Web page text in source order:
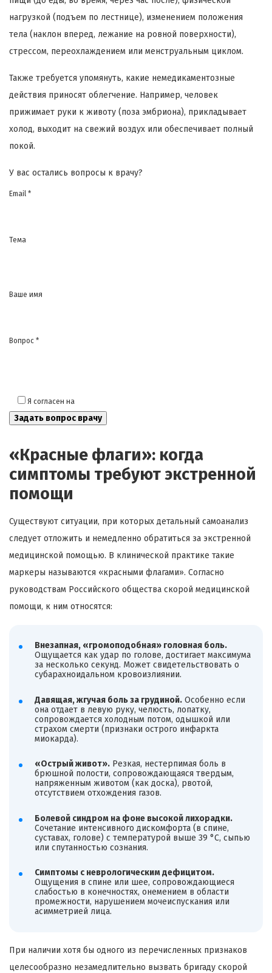
нагрузкой (подъем по лестнице), изменением положения
тела (наклон вперед, лежание на ровной поверхности),
стрессом, переохлаждением или менструальным циклом.
Также требуется упомянуть, какие немедикаментозные
действия приносят облегчение. Например, человек
прижимает руки к животу (поза эмбриона), прикладывает
холод, выходит на свежий воздух или обеспечивает полный
покой.
У вас остались вопросы к врачу?
Email *
Тема
Ваше имя
Вопрос *
Я согласен на
«Красные флаги»: когда
симптомы требуют экстренной
помощи
Существуют ситуации, при которых детальный самоанализ
следует отложить и немедленно обратиться за экстренной
медицинской помощью. В клинической практике такие
маркеры называются «красными флагами». Согласно
руководствам Российского общества скорой медицинской
помощи, к ним относятся:
Внезапная, «громоподобная» головная боль.
Ощущается как удар по голове, достигает максимума
за несколько секунд. Может свидетельствовать о
субарахноидальном кровоизлиянии.
Давящая, жгучая боль за грудиной.Особенно если
она отдает в левую руку, челюсть, лопатку,
сопровождается холодным потом, одышкой или
страхом смерти (признаки острого инфаркта
миокарда).
«Острый живот».Резкая, нестерпимая боль в
брюшной полости, сопровождающаяся твердым,
напряженным животом (как доска), рвотой,
отсутствием отхождения газов.
Болевой синдром на фоне высокой лихорадки.
Сочетание интенсивного дискомфорта (в спине,
суставах, голове) с температурой выше 39 °C, сыпью
или спутанностью сознания.
Симптомы с неврологическим дефицитом.
Ощущения в спине или шее, сопровождающиеся
слабостью в конечностях, онемением в области
промежности, нарушением мочеиспускания или
асимметрией лица.
При наличии хотя бы одного из перечисленных признаков
целесообразно незамедлительно вызвать бригаду скорой